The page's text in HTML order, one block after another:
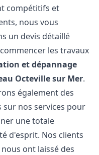
compétitifs et
nous vous
un devis détaillé
les travaux
et dépannage
Octeville sur Mer.
également des
sur nos services pour
une totale
d'esprit. Nos clients
ont laissé des